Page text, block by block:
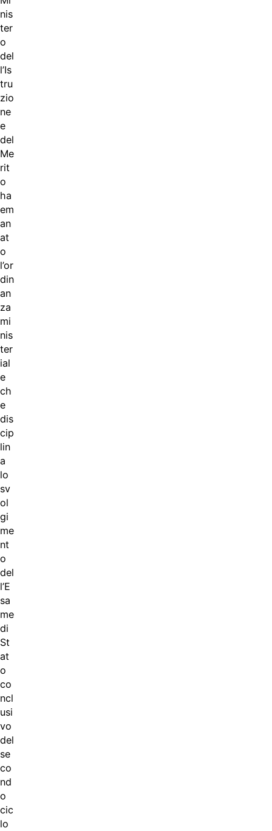
nis
ter
o
del
l’Is
tru
zio
ne
e
del
Me
rit
o
ha
em
an
at
o
l’or
din
an
za
mi
nis
ter
ial
e
ch
e
dis
cip
lin
a
lo
sv
ol
gi
me
nt
o
del
l’E
sa
me
di
St
at
o
co
ncl
usi
vo
del
se
co
nd
o
cic
lo